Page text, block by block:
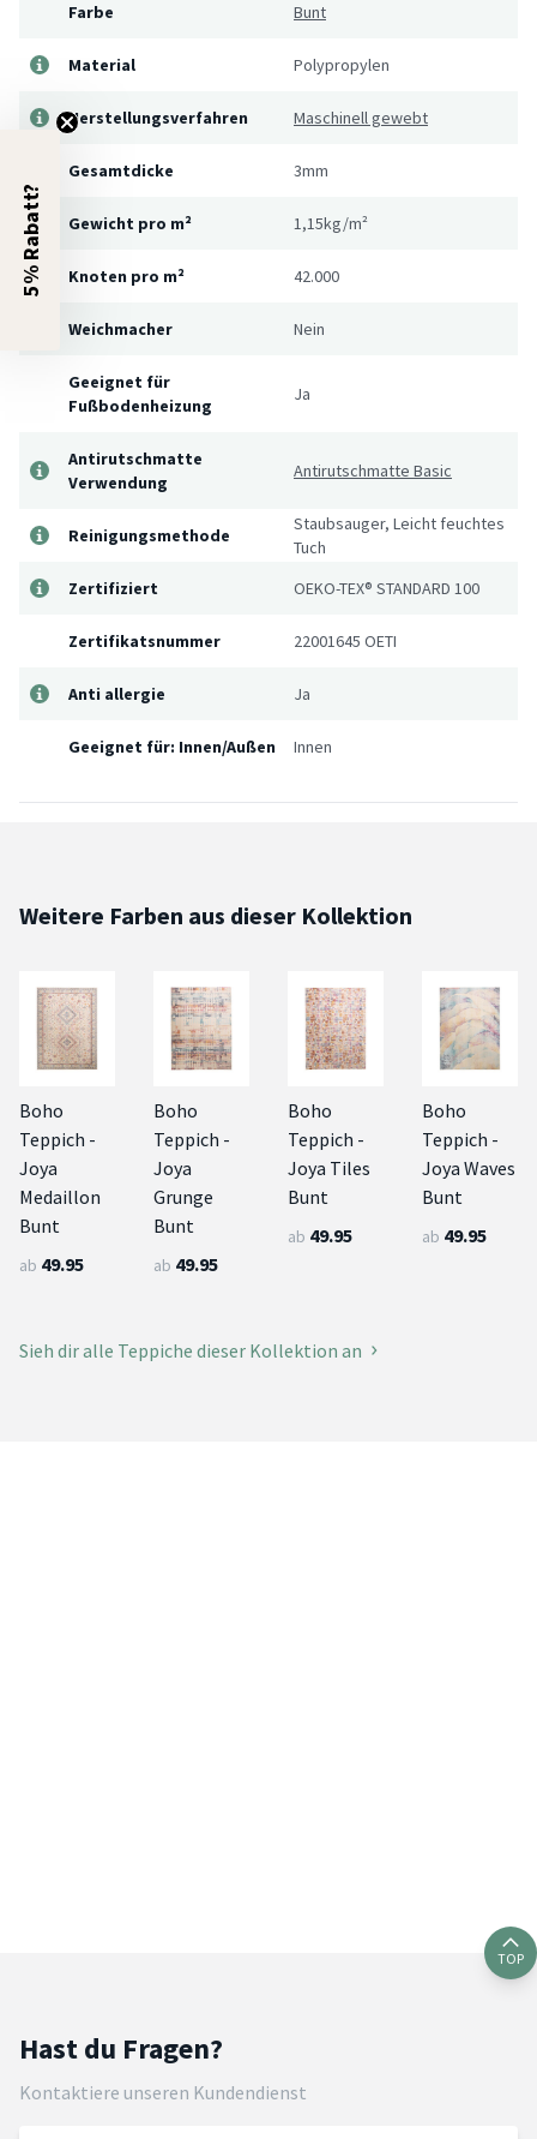
Farbe Bunt
Material Polypropylen
Herstellungsverfahren Maschinell gewebt
Gesamtdicke 3mm
Gewicht pro m² 1,15kg/m²
Knoten pro m² 42.000
Weichmacher Nein
Geeignet für
Fußbodenheizung
Ja
Antirutschmatte
Verwendung
Antirutschmatte Basic
Reinigungsmethode
Staubsauger, Leicht feuchtes
Tuch
Zertifiziert
OEKO-TEX® STANDARD 100
Zertifikatsnummer 22001645 OETI
Anti allergie Ja
Geeignet für: Innen/Außen Innen
Weitere Farben aus dieser Kollektion
Boho
Teppich -
Joya
Medaillon
Bunt
ab 49.95
Boho
Teppich -
Joya
Grunge
Bunt
ab 49.95
Boho
Teppich -
Joya Tiles
Bunt
ab 49.95
Boho
Teppich -
Joya Waves
Bunt
ab 49.95
Sieh dir alle Teppiche dieser Kollektion an
TOP
Hast du Fragen?
Kontaktiere unseren Kundendienst
5% Rabatt?